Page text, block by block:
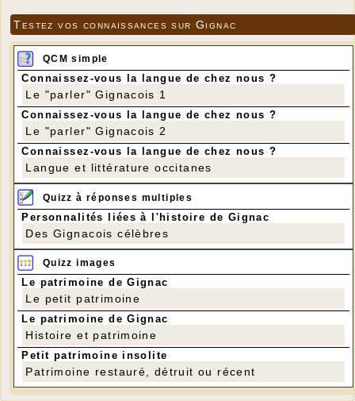
Testez vos connaissances sur Gignac
QCM simple
Connaissez-vous la langue de chez nous ?
Le "parler" Gignacois 1
Connaissez-vous la langue de chez nous ?
Le "parler" Gignacois 2
Connaissez-vous la langue de chez nous ?
Langue et littérature occitanes
Quizz à réponses multiples
Personnalités liées à l'histoire de Gignac
Des Gignacois célèbres
Quizz images
Le patrimoine de Gignac
Le petit patrimoine
Le patrimoine de Gignac
Histoire et patrimoine
Petit patrimoine insolite
Patrimoine restauré, détruit ou récent